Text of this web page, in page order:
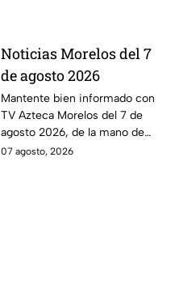
Noticias Morelos del 7
de agosto 2026
Mantente bien informado con
TV Azteca Morelos del 7 de
agosto 2026, de la mano de
Alexis Balbuena.
07 agosto, 2026